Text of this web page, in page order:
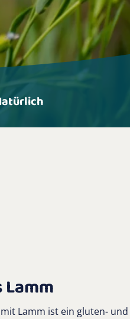
Lamm ist ein gluten-